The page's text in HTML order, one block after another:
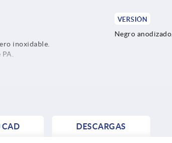
inoxidable.
VERSIÓN
Negro anodizado.
CAD DESCARGAS